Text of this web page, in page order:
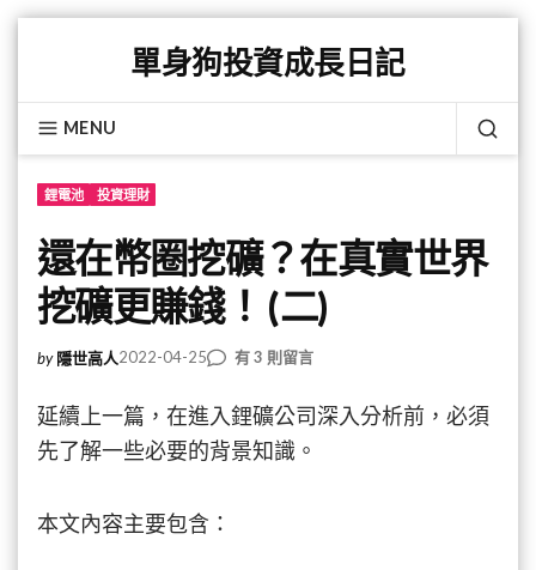
content
單身狗投資成長日記
MENU
鋰電池 投資理財
還在幣圈挖礦？在真實世界
挖礦更賺錢！ (二)
by 隱世高人2022-04-25
在
在
幣
圈
有 3 則留言
延續上一篇，在進入鋰礦公司深入分析前，必須
先了解一些必要的背景知識。
本文內容主要包含：